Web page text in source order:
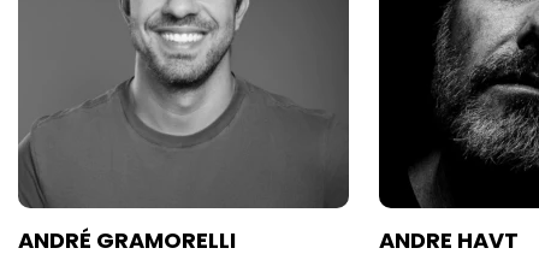
ANDRÉ GRAMORELLI ANDRE HAVT